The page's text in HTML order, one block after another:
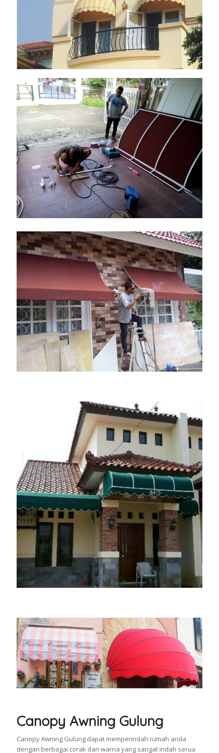
Canopy Awning Gulung
Canopy Awning Gulung dapat memperindah rumah anda
dengan berbagai corak dan warna yang sangat indah serua